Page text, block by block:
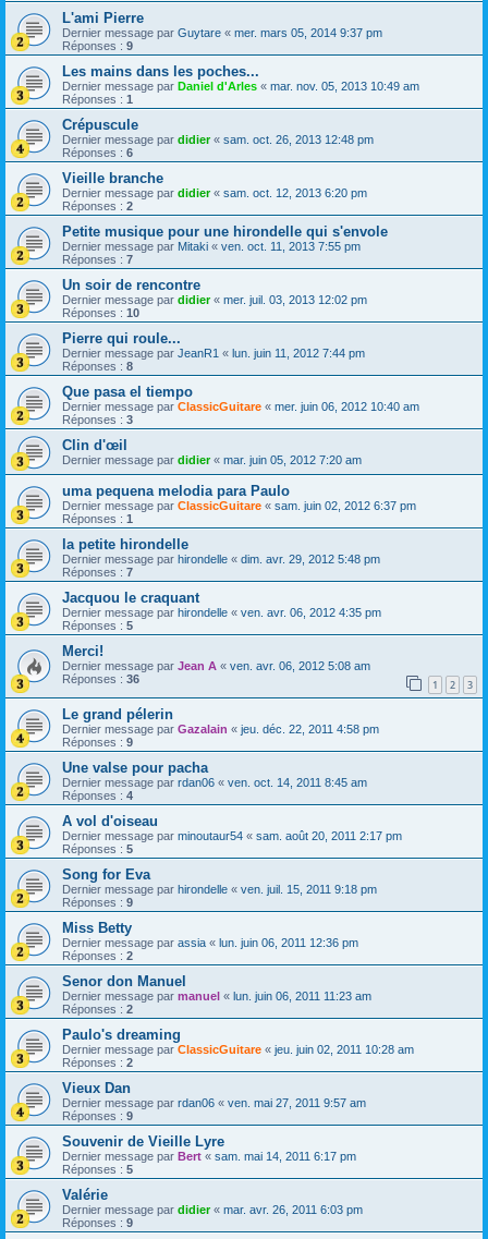
L'ami Pierre
Dernier message par Guytare « mer. mars 05, 2014 9:37 pm
Réponses : 9
Les mains dans les poches...
Dernier message par Daniel d'Arles « mar. nov. 05, 2013 10:49 am
Réponses : 1
Crépuscule
Dernier message par didier« sam. oct. 26, 2013 12:48 pm
Réponses : 6
Vieille branche
Dernier message par didier« sam. oct. 12, 2013 6:20 pm
Réponses : 2
Petite musique pour une hirondelle qui s'envole
Dernier message par Mitaki « ven. oct. 11, 2013 7:55 pm
Réponses : 7
Un soir de rencontre
Dernier message par didier« mer. juil. 03, 2013 12:02 pm
Réponses : 10
Pierre qui roule...
Dernier message par JeanR1 « lun. juin 11, 2012 7:44 pm
Réponses : 8
Que pasa el tiempo
Dernier message par ClassicGuitare « mer. juin 06, 2012 10:40 am
Réponses : 3
Clin d'œil
Dernier message par didier« mar. juin 05, 2012 7:20 am
uma pequena melodia para Paulo
Dernier message par ClassicGuitare « sam. juin 02, 2012 6:37 pm
Réponses : 1
la petite hirondelle
Dernier message par hirondelle « dim. avr. 29, 2012 5:48 pm
Réponses : 7
Jacquou le craquant
Dernier message par hirondelle « ven. avr. 06, 2012 4:35 pm
Réponses : 5
Merci!
Dernier message par Jean A « ven. avr. 06, 2012 5:08 am
Réponses : 36 1 2 3
Le grand pélerin
Dernier message par Gazalain « jeu. déc. 22, 2011 4:58 pm
Réponses : 9
Une valse pour pacha
Dernier message par rdan06 « ven. oct. 14, 2011 8:45 am
Réponses : 4
A vol d'oiseau
Dernier message par minoutaur54 « sam. août 20, 2011 2:17 pm
Réponses : 5
Song for Eva
Dernier message par hirondelle « ven. juil. 15, 2011 9:18 pm
Réponses : 9
Miss Betty
Dernier message par assia « lun. juin 06, 2011 12:36 pm
Réponses : 2
Senor don Manuel
Dernier message par manuel « lun. juin 06, 2011 11:23 am
Réponses : 2
Paulo's dreaming
Dernier message par ClassicGuitare « jeu. juin 02, 2011 10:28 am
Réponses : 2
Vieux Dan
Dernier message par rdan06 « ven. mai 27, 2011 9:57 am
Réponses : 9
Souvenir de Vieille Lyre
Dernier message par Bert « sam. mai 14, 2011 6:17 pm
Réponses : 5
Valérie
Dernier message par didier« mar. avr. 26, 2011 6:03 pm
Réponses : 9